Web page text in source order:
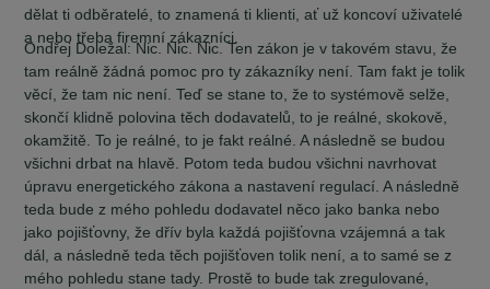
dělat ti odběratelé, to znamená ti klienti, ať už koncoví uživatelé
a nebo třeba firemní zákazníci.
Ondřej Doležal:Nic. Nic. Nic. Ten zákon je v takovém stavu, že
tam reálně žádná pomoc pro ty zákazníky není. Tam fakt je tolik
věcí, že tam nic není. Teď se stane to, že to systémově selže,
skončí klidně polovina těch dodavatelů, to je reálné, skokově,
okamžitě. To je reálné, to je fakt reálné. A následně se budou
všichni drbat na hlavě. Potom teda budou všichni navrhovat
úpravu energetického zákona a nastavení regulací. A následně
teda bude z mého pohledu dodavatel něco jako banka nebo
jako pojišťovny, že dřív byla každá pojišťovna vzájemná a tak
dál, a následně teda těch pojišťoven tolik není, a to samé se z
mého pohledu stane tady. Prostě to bude tak zregulované,